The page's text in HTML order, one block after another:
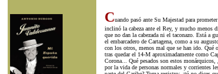
Cuando pasó ante Su Majestad para
inclinó la cabeza ante el Rey, y mucho menos
que no dan la cabezada ni el taconazo. Está a
el embarcadero de Cartagena, como a su
con los otros, menos mal que se han ido. Qué
tras quedar el 14-M aproximadamente como
Corona... Qué pesados son estos
por la vida de personas normales y corrientes